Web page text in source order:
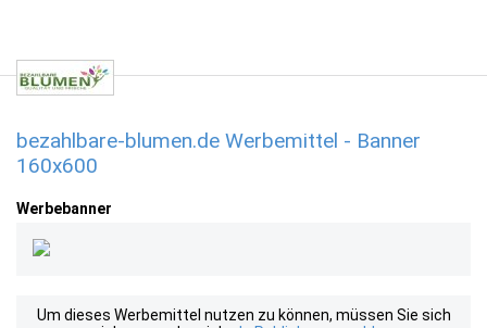
bezahlbare-blumen.de Werbemittel - Banner
160x600
Werbebanner
Um dieses Werbemittel nutzen zu können, müssen Sie sich